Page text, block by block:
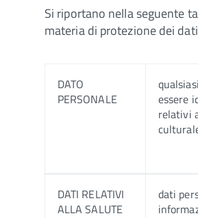
Si riportano nella seguente
materia di protezione dei
DATO
PERSONALE
essere
relativi
DATI RELATIVI
ALLA SALUTE
dati